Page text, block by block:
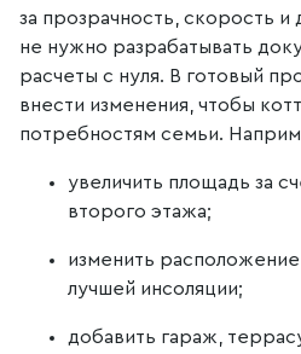
за прозрачность, скорость и
не нужно разрабатывать
расчеты с нуля. В готовый
внести изменения, чтобы
потребностям семьи.
увеличить площадь за
второго этажа;
изменить
лучшей инсоляции;
добавить гараж,